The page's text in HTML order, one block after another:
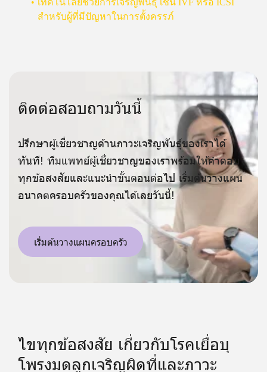
สำหรับผู้ที่มีปัญหาในการตั้งครรภ์
ติดต่อสอบถามวันนี้
ปรึกษาผู้เชี่ยวชาญด้านภาวะเจริญพันธุ์ของเราได้
ทันที! ทีมแพทย์ผู้เชี่ยวชาญของเราพร้อมให้คำตอบ
ทุกข้อสงสัยและแนะนำขั้นตอนต่อไป เริ่มต้นวางแผน
อนาคตครอบครัวของคุณได้เลยวันนี้!
เริ่มต้นวางแผนครอบครัว
ไขทุกข้อสงสัย เกี่ยวกับโรคเยื่อบุ
โพรงมดลูกเจริญผิดที่และภาวะ